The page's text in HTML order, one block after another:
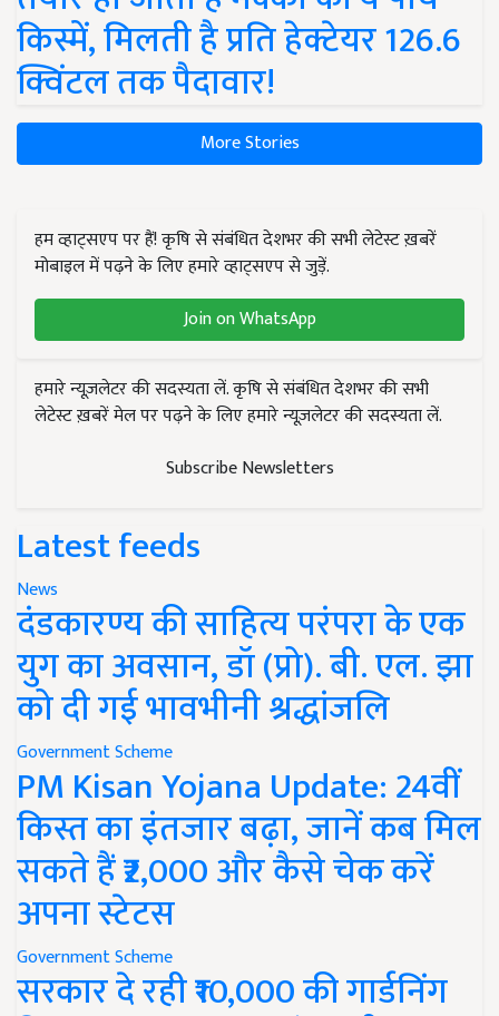
किस्में, मिलती है प्रति हेक्टेयर 126.6
क्विंटल तक पैदावार!
More Stories
हम व्हाट्सएप पर हैं! कृषि से संबंधित देशभर की सभी लेटेस्ट ख़बरें
मोबाइल में पढ़ने के लिए हमारे व्हाट्सएप से जुड़ें.
Join on WhatsApp
हमारे न्यूज़लेटर की सदस्यता लें. कृषि से संबंधित देशभर की सभी
लेटेस्ट ख़बरें मेल पर पढ़ने के लिए हमारे न्यूज़लेटर की सदस्यता लें.
Subscribe Newsletters
Latest feeds
News
दंडकारण्य की साहित्य परंपरा के एक
युग का अवसान, डॉ (प्रो). बी. एल. झा
को दी गई भावभीनी श्रद्धांजलि
Government Scheme
PM Kisan Yojana Update: 24वीं
किस्त का इंतजार बढ़ा, जानें कब मिल
सकते हैं ₹2,000 और कैसे चेक करें
अपना स्टेटस
Government Scheme
सरकार दे रही ₹10,000 की गार्डनिंग